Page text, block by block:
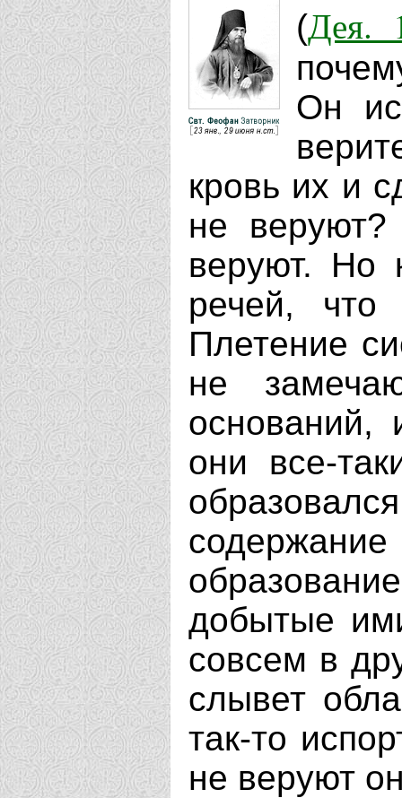
(Дея.
Он
кровь их и
не веруют?
веруют. Но
речей, что
Плетение
не
оснований,
они все-
добытые
совсем в
слывет
так-то
не веруют